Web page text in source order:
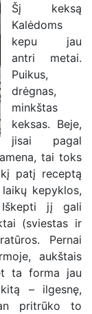
Šį keksą
Kalėdoms
kepu jau
antri metai.
Puikus,
drėgnas,
minkštas
keksas. Beje,
jisai pagal
tai toks
patį receptą
kepyklos,
jį gali
(sviestas ir
Pernai
aukštais
ta forma jau
– ilgesnę,
pritrūko to